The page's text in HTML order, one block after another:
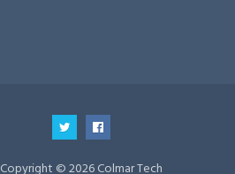
Copyright © 2026 Colmar Tech